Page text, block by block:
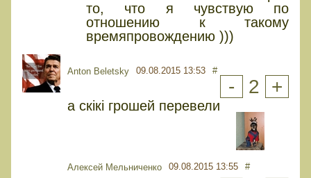
то, что я чувствую по
отношению к такому
времяпровождению )))
Anton Beletsky 09.08.2015 13:53 #
- 2 +
а скікі грошей перевели
Алексей Мельниченко 09.08.2015 13:55 #